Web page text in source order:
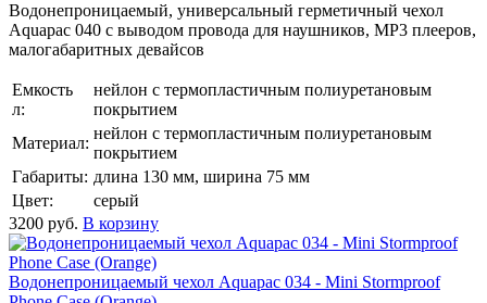
Водонепроницаемый, универсальный герметичный чехол
Aquapac 040 с выводом провода для наушников, МР3 плееров,
малогабаритных девайсов
Емкость
л:
нейлон с термопластичным полиуретановым
покрытием
Материал:
нейлон с термопластичным полиуретановым
покрытием
Габариты: длина 130 мм, ширина 75 мм
Цвет:
серый
3200 руб. В корзину
Водонепроницаемый чехол Aquapac 034 - Mini Stormproof